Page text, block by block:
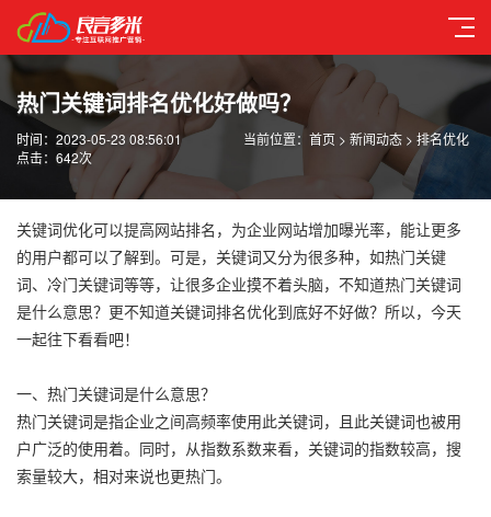
热门关键词排名优化好做吗？
当前位置： 首页 > 新闻动态 > 排名优化
时间：2023-05-23 08:56:01
点击： 642次
关键词优化可以提高网站排名，为企业网站增加曝光率，能让更多
的用户都可以了解到。可是，关键词又分为很多种，如热门关键
词、冷门关键词等等，让很多企业摸不着头脑，不知道热门关键词
是什么意思？更不知道关键词排名优化到底好不好做？所以，今天
一起往下看看吧！
一、热门关键词是什么意思？
热门关键词是指企业之间高频率使用此关键词，且此关键词也被用
户广泛的使用着。同时，从指数系数来看，关键词的指数较高，搜
索量较大，相对来说也更热门。